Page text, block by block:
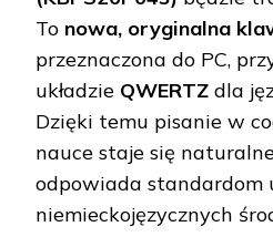
To nowa, oryginalna
przeznaczona do PC,
układzie QWERTZ dla
Dzięki temu pisanie w
nauce staje się
odpowiada standardom
niemieckojęzycznych